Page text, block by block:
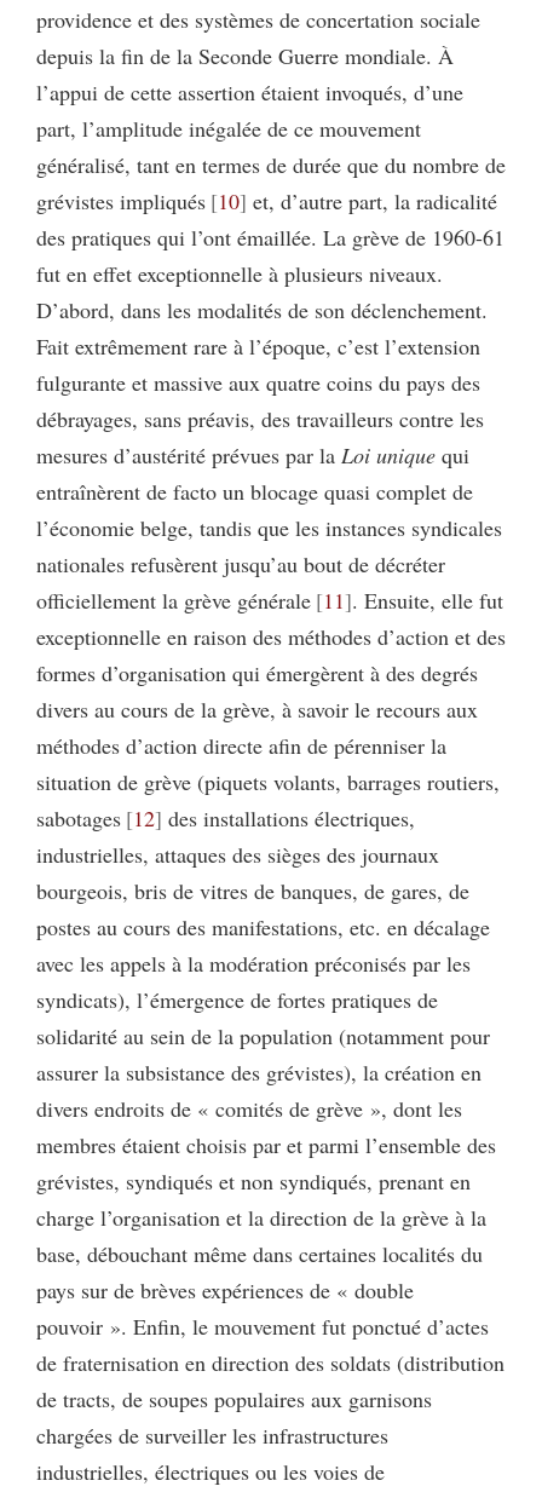
providence et des systèmes de concertation sociale
depuis la fin de la Seconde Guerre mondiale. À
l’appui de cette assertion étaient invoqués, d’une
part, l’amplitude inégalée de ce mouvement
généralisé, tant en termes de durée que du nombre de
grévistes impliqués 10 et, d’autre part, la radicalité
des pratiques qui l’ont émaillée. La grève de 1960-61
fut en effet exceptionnelle à plusieurs niveaux.
D’abord, dans les modalités de son déclenchement.
Fait extrêmement rare à l’époque, c’est l’extension
fulgurante et massive aux quatre coins du pays des
débrayages, sans préavis, des travailleurs contre les
mesures d’austérité prévues par la Loi unique qui
entraînèrent de facto un blocage quasi complet de
l’économie belge, tandis que les instances syndicales
nationales refusèrent jusqu’au bout de décréter
officiellement la grève générale 11 . Ensuite, elle fut
exceptionnelle en raison des méthodes d’action et des
formes d’organisation qui émergèrent à des degrés
divers au cours de la grève, à savoir le recours aux
méthodes d’action directe afin de pérenniser la
situation de grève (piquets volants, barrages routiers,
sabotages 12 des installations électriques,
industrielles, attaques des sièges des journaux
bourgeois, bris de vitres de banques, de gares, de
postes au cours des manifestations, etc. en décalage
avec les appels à la modération préconisés par les
syndicats), l’émergence de fortes pratiques de
solidarité au sein de la population (notamment pour
assurer la subsistance des grévistes), la création en
divers endroits de « comités de grève », dont les
membres étaient choisis par et parmi l’ensemble des
grévistes, syndiqués et non syndiqués, prenant en
charge l’organisation et la direction de la grève à la
base, débouchant même dans certaines localités du
pays sur de brèves expériences de « double
pouvoir ». Enfin, le mouvement fut ponctué d’actes
de fraternisation en direction des soldats (distribution
de tracts, de soupes populaires aux garnisons
chargées de surveiller les infrastructures
industrielles, électriques ou les voies de